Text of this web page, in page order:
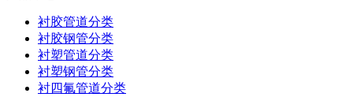
衬胶管道分类
衬胶钢管分类
衬塑管道分类
衬塑钢管分类
衬四氟管道分类